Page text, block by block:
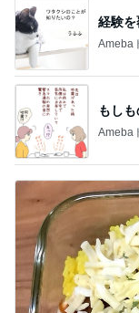
経験
Ameba
もし
Ameba